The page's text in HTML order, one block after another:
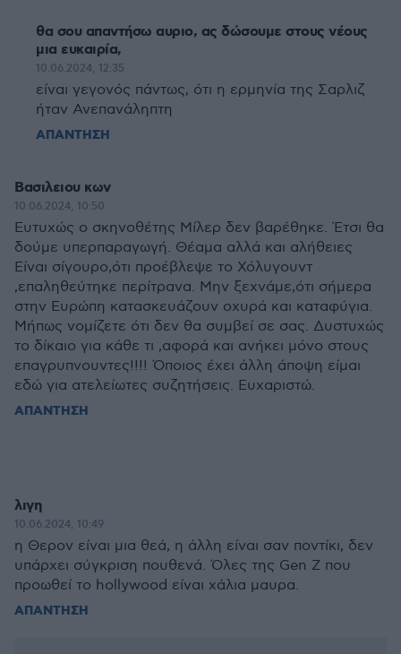
θα σου απαντήσω αυριο, ας δώσουμε στους νέους
μια ευκαιρία,
10.06.2024, 12:35
είναι γεγονός πάντως, ότι η ερμηνία της Σαρλιζ
ήταν Ανεπανάληπτη
ΑΠΑΝΤΗΣΗ
Bασιλειου κων
10.06.2024, 10:50
Ευτυχώς ο σκηνοθέτης Μίλερ δεν βαρέθηκε. Έτσι θα
δούμε υπερπαραγωγή. Θέαμα αλλά και αλήθειες
Είναι σίγουρο,ότι προέβλεψε το Χόλυγουντ
,επαληθεύτηκε περίτρανα. Μην ξεχνάμε,ότι σήμερα
στην Ευρώπη κατασκευάζουν οχυρά και καταφύγια.
Μήπως νομίζετε ότι δεν θα συμβεί σε σας. Δυστυχώς
το δίκαιο για κάθε τι ,αφορά και ανήκει μόνο στους
επαγρυπνουντες!!!! Όποιος έχει άλλη άποψη είμαι
εδώ για ατελείωτες συζητήσεις. Ευχαριστώ.
ΑΠΑΝΤΗΣΗ
λιγη
10.06.2024, 10:49
η Θερον είναι μια θεά, η άλλη είναι σαν ποντίκι, δεν
υπάρχει σύγκριση πουθενά. Όλες της Gen Z που
προωθεί το hollywood είναι χάλια μαυρα.
ΑΠΑΝΤΗΣΗ